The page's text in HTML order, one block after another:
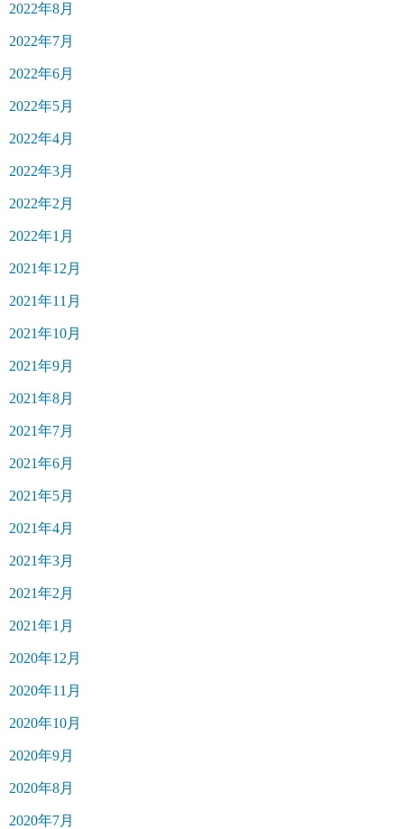
2022年8月
2022年7月
2022年6月
2022年5月
2022年4月
2022年3月
2022年2月
2022年1月
2021年12月
2021年11月
2021年10月
2021年9月
2021年8月
2021年7月
2021年6月
2021年5月
2021年4月
2021年3月
2021年2月
2021年1月
2020年12月
2020年11月
2020年10月
2020年9月
2020年8月
2020年7月